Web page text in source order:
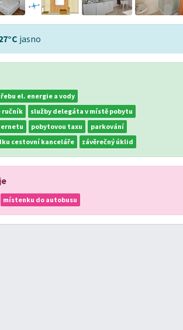
jasno
el. energie a vody
ručník
služby delegáta v místě pobytu
pobytovou taxu
parkování
cestovní kanceláře
závěrečný úklid
místenku do autobusu